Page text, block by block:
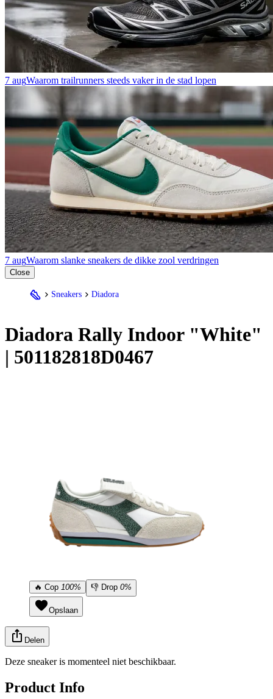
7 augWaarom trailrunners steeds vaker in de stad lopen
7 augWaarom slanke sneakers de dikke zool verdringen
Close
Sneakers Diadora
Diadora Rally Indoor "White"
| 501182818D0467
🔥 Cop 100% 👎 Drop 0%
Opslaan
Delen
Deze sneaker is momenteel niet beschikbaar.
Product Info